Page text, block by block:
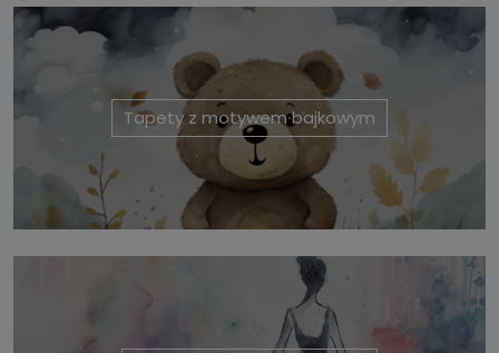
Tapety z motywem bajkowym